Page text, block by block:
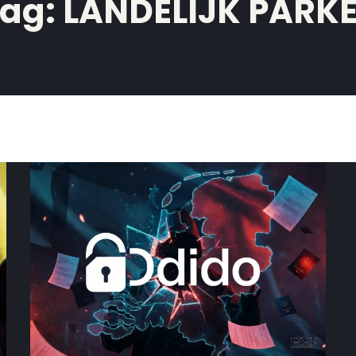
LANDELIJK